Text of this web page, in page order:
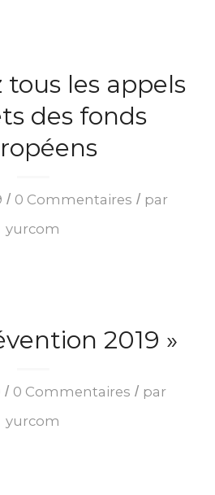
tous les appels
des fonds
/ 0 Commentaires / par
yurcom
2019 »
/ 0 Commentaires / par
yurcom